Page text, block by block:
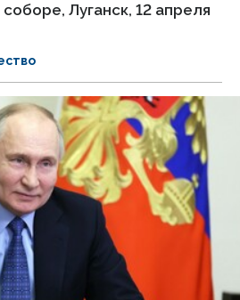
Луганск, 12 апреля